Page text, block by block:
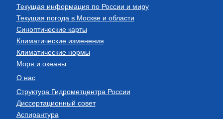
Текущая информация по России и миру
Текущая погода в Москве и области
Синоптические карты
Климатические изменения
Климатические нормы
Моря и океаны
О нас
Структура Гидрометцентра России
Диссертационный совет
Аспирантура